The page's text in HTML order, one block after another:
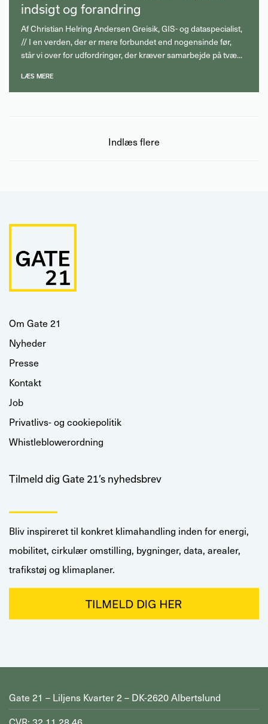
indsigt og forandring
Af Christian Helring Andersen Greisik, GIS- og dataspecialist,
// I en verden, der er mere forbundet end nogensinde før,
står vi over for udfordringer, der kræver samarbejde på tvæ...
LÆS MERE
Indlæs flere
Om Gate 21
Nyheder
Presse
Kontakt
Job
Privatlivs- og cookiepolitik
Whistleblowerordning
Tilmeld dig Gate 21’s nyhedsbrev
Bliv inspireret til konkret klimahandling inden for energi,
mobilitet, cirkulær omstilling, bygninger, data, arealer,
trafikstøj og klimaplaner.
Gate 21 – Liljens Kvarter 2 – DK-2620 Albertslund